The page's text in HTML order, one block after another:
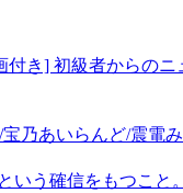
き] 初級者からの
乃あいらんど/震電
いう確信をもつこと